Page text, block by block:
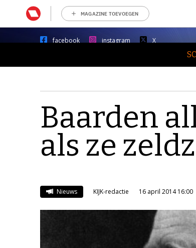
MAGAZINE TOEVOEGEN
facebook instagram X
Baarden
als ze
Nieuws KIJK-redactie 16 april 2014 16:00